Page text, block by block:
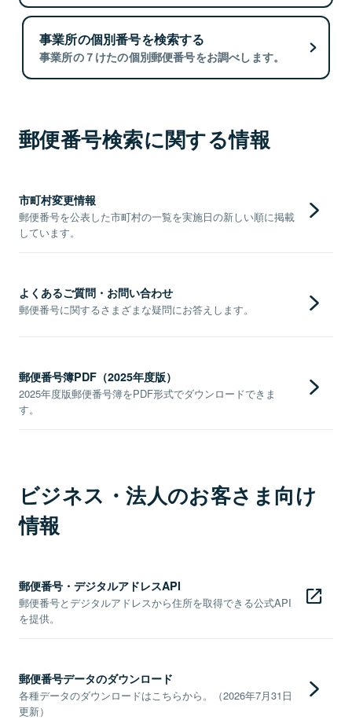
事業所の個別番号を検索する
事業所の７けたの個別郵便番号をお調べします。
郵便番号検索に関する情報
市町村変更情報
郵便番号を公表した市町村の一覧を実施日の新しい順に掲載
しています。
よくあるご質問・お問い合わせ
郵便番号に関するさまざまな疑問にお答えします。
郵便番号簿PDF（2025年度版）
2025年度版郵便番号簿をPDF形式でダウンロードできま
す。
ビジネス・法人のお客さま向け
情報
郵便番号・デジタルアドレスAPI
郵便番号とデジタルアドレスから住所を取得できる公式API
を提供。
郵便番号データのダウンロード
各種データのダウンロードはこちらから。（2026年7月31日
更新）